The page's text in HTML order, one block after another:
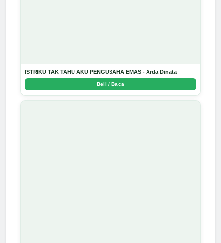
ISTRIKU TAK TAHU AKU PENGUSAHA EMAS - Arda Dinata
Beli / Baca